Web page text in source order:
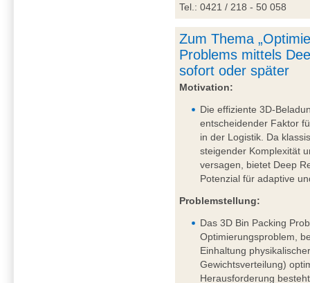
Tel.: 0421 / 218 - 50 058
Zum Thema
Problems mittels
sofort oder später
Motivation:
Die effiziente 3D-
entscheidender Faktor
in der Logistik. Da
steigender Komplexität
versagen, bietet Deep
Potenzial für adaptive
Problemstellung:
Das 3D Bin Packing
Optimierungsproblem,
Einhaltung
Gewichtsverteilung)
Herausforderung